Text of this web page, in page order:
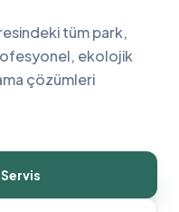
tüm park,
ekolojik
çözümleri
Servis